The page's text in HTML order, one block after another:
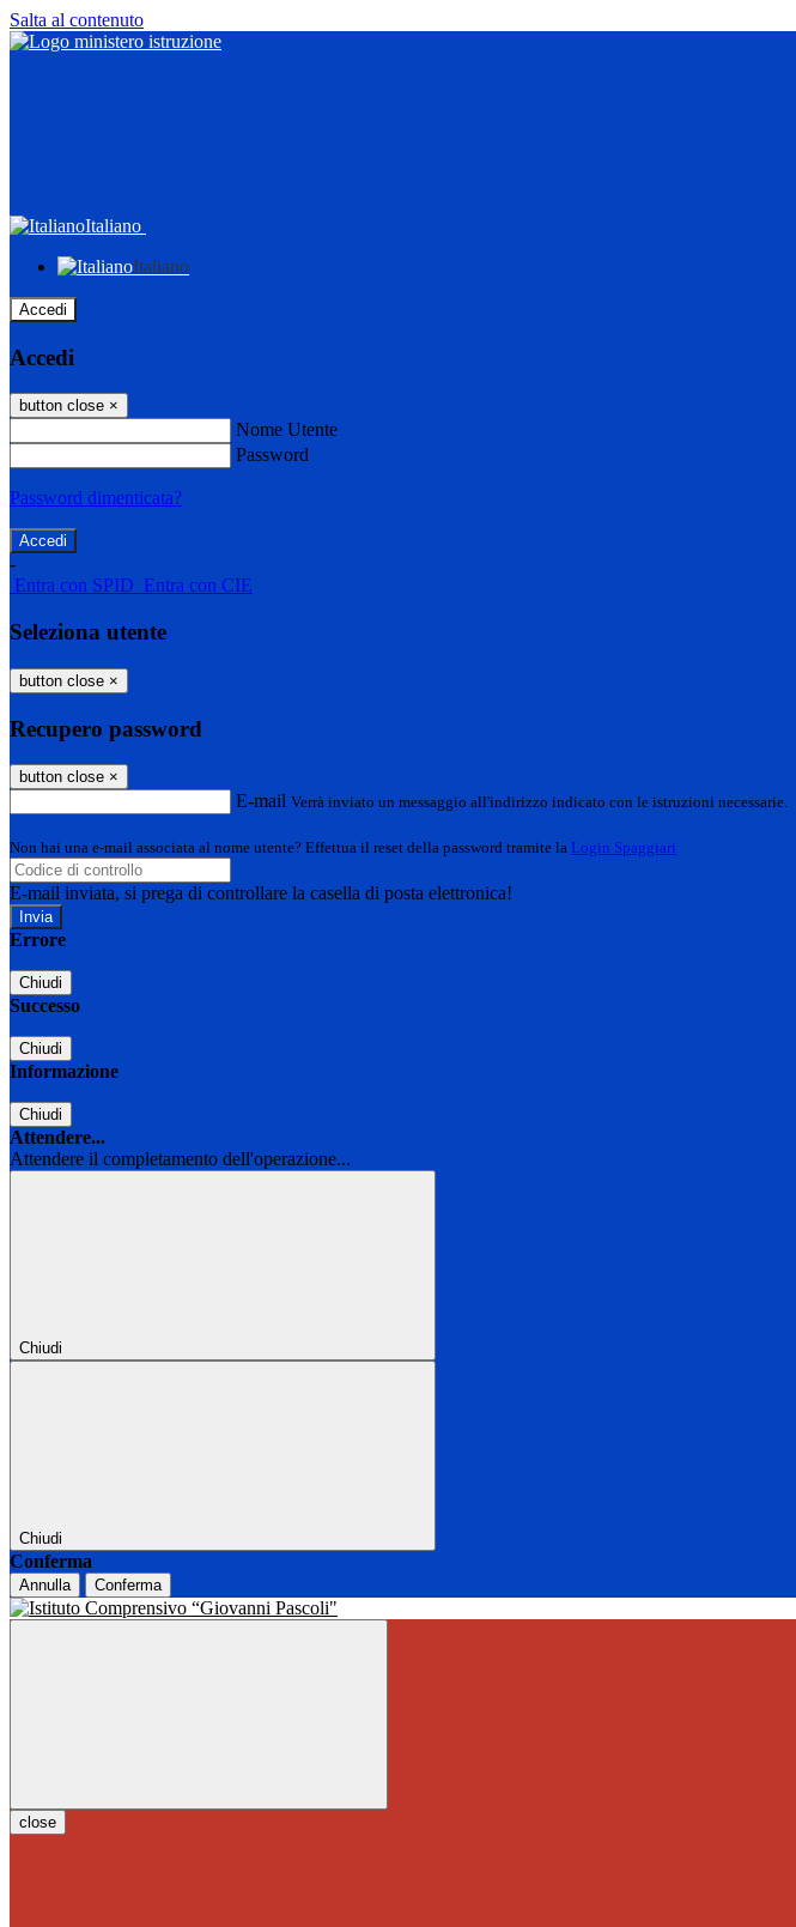
Salta al contenuto
Italiano
Italiano
Accedi
Accedi
button close ×
Nome Utente
Password
Password dimenticata?
-
Entra con SPID Entra con CIE
Seleziona utente
button close ×
Recupero password
button close ×
E-mail Verrà inviato un messaggio all'indirizzo indicato con le istruzioni necessarie.
Non hai una e-mail associata al nome utente? Effettua il reset della password tramite la Login Spaggiari
E-mail inviata, si prega di controllare la casella di posta elettronica!
Errore
Chiudi
Successo
Chiudi
Informazione
Chiudi
Attendere...
Attendere il completamento dell'operazione...
Chiudi
Chiudi
Conferma
Annulla Conferma
close